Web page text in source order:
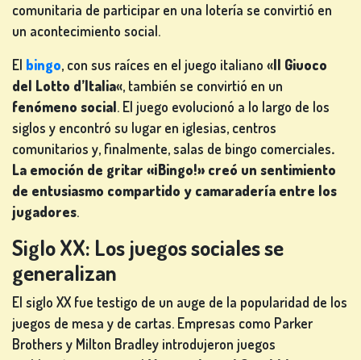
comunitaria de participar en una lotería se convirtió en
un acontecimiento social.
El bingo, con sus raíces en el juego italiano «Il Giuoco
del Lotto d’Italia«, también se convirtió en un
fenómeno social. El juego evolucionó a lo largo de los
siglos y encontró su lugar en iglesias, centros
comunitarios y, finalmente, salas de bingo comerciales.
La emoción de gritar «¡Bingo!» creó un sentimiento
de entusiasmo compartido y camaradería entre los
jugadores.
Siglo XX: Los juegos sociales se
generalizan
El siglo XX fue testigo de un auge de la popularidad de los
juegos de mesa y de cartas. Empresas como Parker
Brothers y Milton Bradley introdujeron juegos